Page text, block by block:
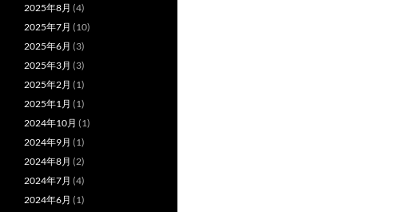
2025年8月 (4)
2025年7月 (10)
2025年6月 (3)
2025年3月 (3)
2025年2月 (1)
2025年1月 (1)
2024年10月 (1)
2024年9月 (1)
2024年8月 (2)
2024年7月 (4)
2024年6月 (1)